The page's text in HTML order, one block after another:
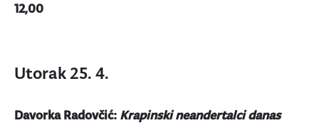
12,00
Utorak 25. 4.
Davorka Radovčić: Krapinski neandertalci danas